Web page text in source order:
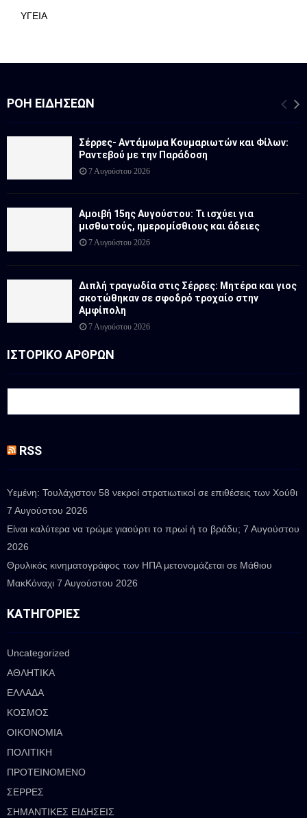
ΥΓΕΙΑ
ΡΟΉ ΕΙΔΉΣΕΩΝ
Σέρρες- Αντάμωμα Κουμαριωτών και Φίλων:
Ραντεβού με την Παράδοση
7 Αυγούστου 2026
Αμοιβή 15ης Αυγούστου: Τι ισχύει για
μισθωτούς, ημερομίσθιους και άδειες
7 Αυγούστου 2026
Διπλή τραγωδία στις Σέρρες: Μητέρα και γιος
σκοτώθηκαν σε σφοδρό τροχαίο στην
Αμφίπολη
7 Αυγούστου 2026
ΙΣΤΟΡΙΚΟ ΑΡΘΡΩΝ
RSS
Υεμένη: Τουλάχιστον 58 νεκροί στρατιωτικοί σε επιθέσεις των Χούθι
7 Αυγούστου 2026
Είναι καλύτερα να τρώμε γιαούρτι το πρωί ή το βράδυ; 7 Αυγούστου
2026
Θρυλικός κινηματογράφος των ΗΠΑ μετονομάζεται σε Μάθιου
ΜακΚόναχι 7 Αυγούστου 2026
ΚΑΤΗΓΟΡΊΕΣ
Uncategorized
ΑΘΛΗΤΙΚΑ
ΕΛΛΑΔΑ
ΚΟΣΜΟΣ
ΟΙΚΟΝΟΜΙΑ
ΠΟΛΙΤΙΚΗ
ΠΡΟΤΕΙΝΟΜΕΝΟ
ΣΕΡΡΕΣ
ΣΗΜΑΝΤΙΚΕΣ ΕΙΔΗΣΕΙΣ